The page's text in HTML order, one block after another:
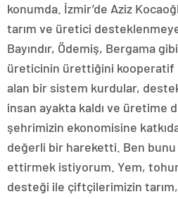
konumda. İzmir’de Aziz
tarım ve üretici
Bayındır, Ödemiş, Bergama
üreticinin ürettiğini kooperatif
alan bir sistem kurdular,
insan ayakta kaldı ve üretime
şehrimizin ekonomisine
değerli bir hareketti. Ben
ettirmek istiyorum. Yem,
desteği ile çiftçilerimizin tarım,